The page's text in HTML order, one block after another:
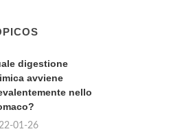
digestione
avviene
nello
01-26